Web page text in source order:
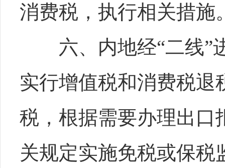
消费税，执行相关措施
六、内地经“二线”
实行增值税和消费税退
税，根据需要办理出口
关规定实施免税或保